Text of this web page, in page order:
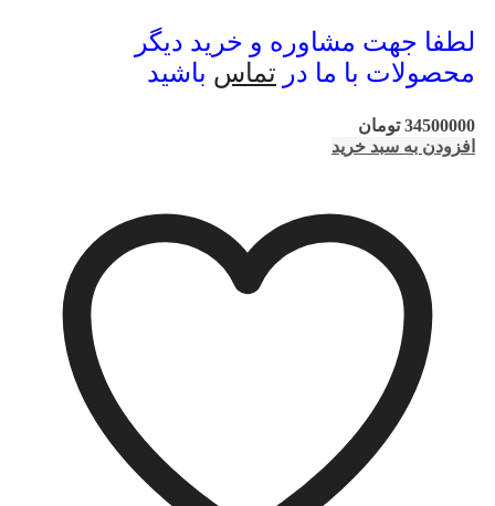
لطفا جهت مشاوره و خرید دیگر
محصولات با ما در تماس باشید
34500000 تومان
افزودن به سبد خرید